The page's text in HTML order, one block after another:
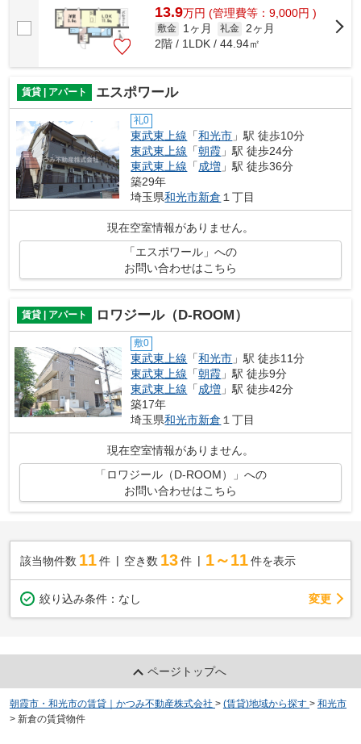
13.9万円 (管理費等：9,000円 )
敷金 1ヶ月 礼金
2ヶ月
2階 / 1LDK / 44.94㎡
賃貸 | アパート エスポワール
礼0
東武東上線 「和光市 」駅 徒歩10分
東武東上線 「朝霞 」駅 徒歩24分
東武東上線 「成増 」駅 徒歩36分
築29年
埼玉県和光市新倉 １丁目
現在空室情報がありません。
「エスポワール」への
お問い合わせはこちら
賃貸 | アパート ロワジール（D-ROOM）
敷0
東武東上線 「和光市 」駅 徒歩11分
東武東上線 「朝霞 」駅 徒歩9分
東武東上線 「成増 」駅 徒歩42分
築17年
埼玉県和光市新倉 １丁目
現在空室情報がありません。
「ロワジール（D-ROOM）」への
お問い合わせはこちら
該当物件数 11件 空き数 13 件 1～11 件を表示
絞り込み条件： なし 変更
ページトップへ
朝霞市・和光市の賃貸｜かつみ不動産株式会社 > (賃貸)地域から探す > 和光市
> 新倉の賃貸物件